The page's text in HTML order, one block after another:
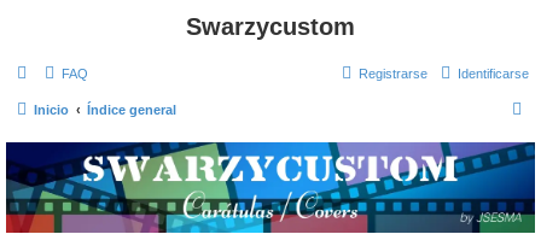
Swarzycustom
FAQ Identificarse
Registrarse
Inicio Índice general
c